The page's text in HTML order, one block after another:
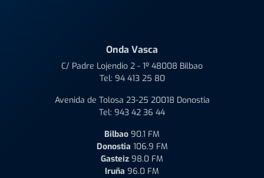
Onda Vasca
C/ Padre Lojendio 2 - 1º 48008 Bilbao
Tel: 94 413 25 80
Avenida de Tolosa 23-25 20018 Donostia
Tel: 943 42 36 44
Bilbao 90.1 FM
Donostia 106.9 FM
Gasteiz 98.0 FM
Iruña 96.0 FM